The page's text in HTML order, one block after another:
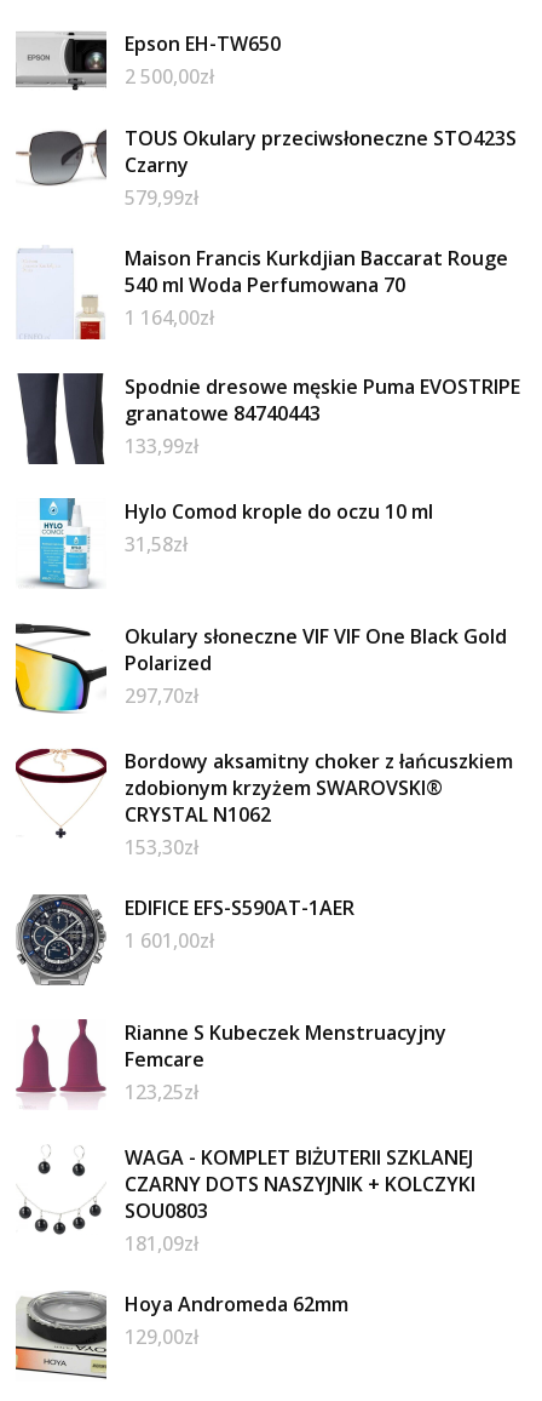
Epson EH-TW650
2 500,00zł
TOUS Okulary przeciwsłoneczne STO423S
Czarny
579,99zł
Maison Francis Kurkdjian Baccarat Rouge
540 ml Woda Perfumowana 70
1 164,00zł
Spodnie dresowe męskie Puma EVOSTRIPE
granatowe 84740443
133,99zł
Hylo Comod krople do oczu 10 ml
31,58zł
Okulary słoneczne VIF VIF One Black Gold
Polarized
297,70zł
Bordowy aksamitny choker z łańcuszkiem
zdobionym krzyżem SWAROVSKI®
CRYSTAL N1062
153,30zł
EDIFICE EFS-S590AT-1AER
1 601,00zł
Rianne S Kubeczek Menstruacyjny
Femcare
123,25zł
WAGA - KOMPLET BIŻUTERII SZKLANEJ
CZARNY DOTS NASZYJNIK + KOLCZYKI
SOU0803
181,09zł
Hoya Andromeda 62mm
129,00zł